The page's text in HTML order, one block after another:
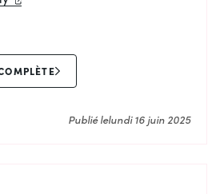
rive
Publié lelundi 16 juin 2025